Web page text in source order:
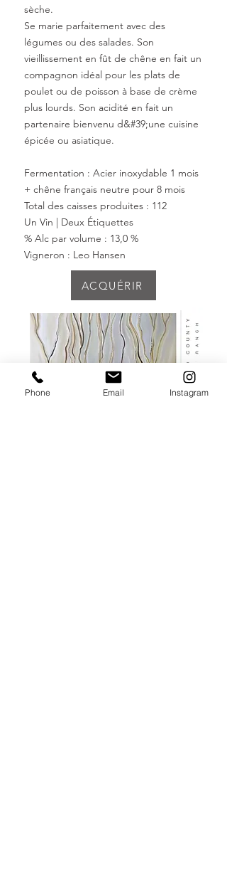
sèche.
Se marie parfaitement avec des
légumes ou des salades. Son
vieillissement en fût de chêne en fait un
compagnon idéal pour les plats de
poulet ou de poisson à base de crème
plus lourds. Son acidité en fait un
partenaire bienvenu d&#39;une cuisine
épicée ou asiatique.
Fermentation : Acier inoxydable 1 mois
+ chêne français neutre pour 8 mois
Total des caisses produites : 112
Un Vin | Deux Étiquettes
% Alc par volume : 13,0 %
Vigneron : Leo Hansen
ACQUÉRIR
Phone Email Instagram